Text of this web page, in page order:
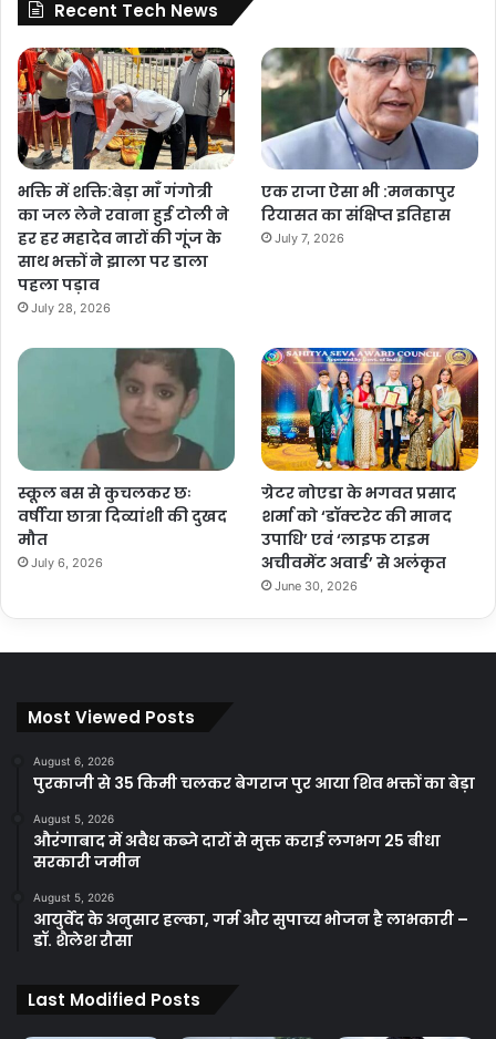
Recent Tech News
भक्ति में शक्ति:बेड़ा माँ गंगोत्री
का जल लेने रवाना हुई टोली ने
हर हर महादेव नारों की गूंज के
साथ भक्तों ने झाला पर डाला
पहला पड़ाव
July 28, 2026
एक राजा ऐसा भी :मनकापुर
रियासत का संक्षिप्त इतिहास
July 7, 2026
स्कूल बस से कुचलकर छः
वर्षीया छात्रा दिव्यांशी की दुखद
मौत
July 6, 2026
ग्रेटर नोएडा के भगवत प्रसाद
शर्मा को ‘डॉक्टरेट की मानद
उपाधि’ एवं ‘लाइफ टाइम
अचीवमेंट अवार्ड’ से अलंकृत
June 30, 2026
Most Viewed Posts
August 6, 2026
पुरकाजी से 35 किमी चलकर बेगराज पुर आया शिव भक्तों का बेड़ा
August 5, 2026
औरंगाबाद में अवैध कब्जे दारों से मुक्त कराई लगभग 25 बीधा
सरकारी जमीन
August 5, 2026
आयुर्वेद के अनुसार हल्का, गर्म और सुपाच्य भोजन है लाभकारी –
डॉ. शैलेश रौसा
Last Modified Posts